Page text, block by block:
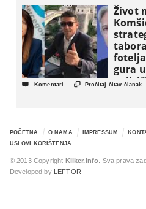
Život
gura
 Komentari  Pročitaj čitav članak
POČETNA O NAMA IMPRESSUM
USLOVI KORIŠTENJA
© 2013 Copyright Kliker.info . Sva prava
Developed by
LEFTOR